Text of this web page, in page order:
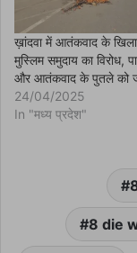
ख़ांदवा में आतंकवाद के
मुस्लिम समुदाय का विरोध,
और आतंकवाद के पुतले को
24/04/2025
In "मध्य प्रदेश"
8 die